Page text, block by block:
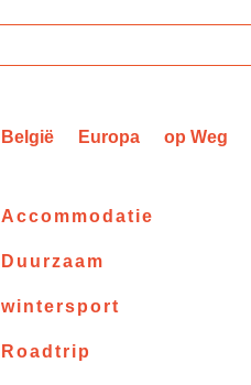
België Europa op Weg
Accommodatie
Duurzaam
wintersport
Roadtrip